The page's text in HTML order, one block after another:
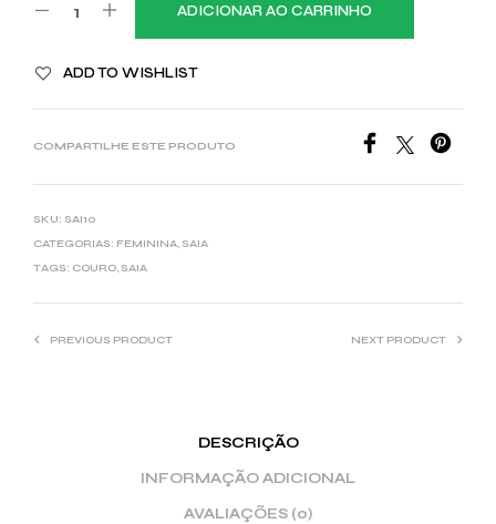
ADICIONAR AO CARRINHO
ADD TO WISHLIST
COMPARTILHE ESTE PRODUTO
SKU: SAI10
CATEGORIAS: FEMININA, SAIA
TAGS: COURO, SAIA
PREVIOUS PRODUCT NEXT PRODUCT
DESCRIÇÃO
INFORMAÇÃO ADICIONAL
AVALIAÇÕES (0)